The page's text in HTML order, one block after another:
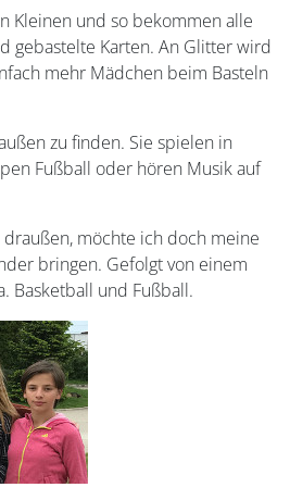
Kleinen und so bekommen alle
gebastelte Karten. An Glitter wird
mehr Mädchen beim Basteln
zu finden. Sie spielen in
Fußball oder hören Musik auf
möchte ich doch meine
bringen. Gefolgt von einem
Basketball und Fußball.